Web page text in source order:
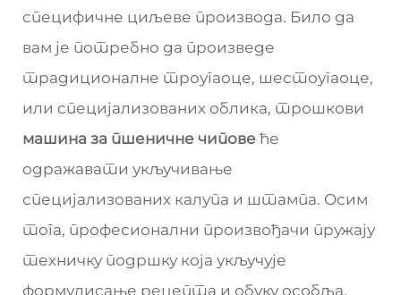
специфичне циљеве производа. Било да
вам је потребно да произведе
традиционалне троугаоце, шестоугаоце,
или специјализованих облика, трошкови
машина за пшеничне чиповеће
одражавати укључивање
специјализованих калупа и штампа. Осим
тога, професионални произвођачи пружају
техничку подршку која укључује
формулисање рецепта и обуку особља.